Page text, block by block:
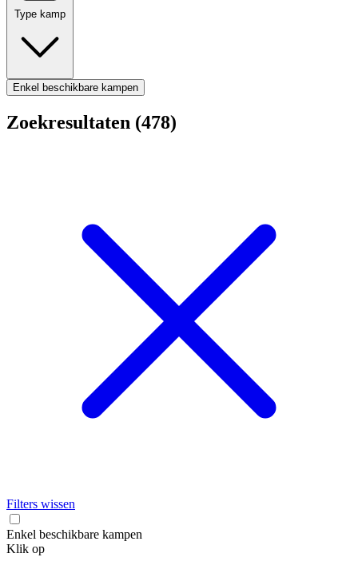
Type kamp
Enkel beschikbare kampen
Zoekresultaten (478)
Filters wissen
Enkel beschikbare kampen
Klik op